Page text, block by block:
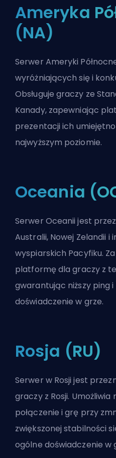
Ameryka
(NA)
Serwer Ameryki
wyróżniających się i
Obsługuje graczy ze
Kanady, zapewniając
prezentacji ich
najwyższym poziomie.
Oceania
Serwer Oceanii jest
Australii, Nowej Zelandii i
wyspiarskich Pacyfiku.
platformę dla graczy z
gwarantując niższy ping
doświadczenie w grze.
Rosja (RU)
Serwer w Rosji jest
graczy z Rosji.
połączenie i grę przy
zwiększonej stabilności
ogólne doświadczenie w